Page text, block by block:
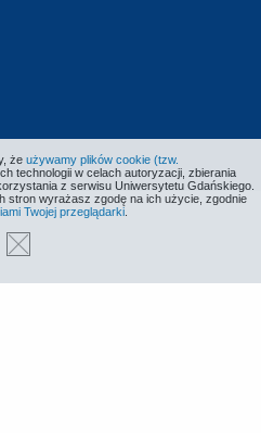
że używamy plików cookie (tzw.
technologii w celach autoryzacji, zbierania
z serwisu Uniwersytetu Gdańskiego.
stron wyrażasz zgodę na ich użycie, zgodnie
Twojej przeglądarki